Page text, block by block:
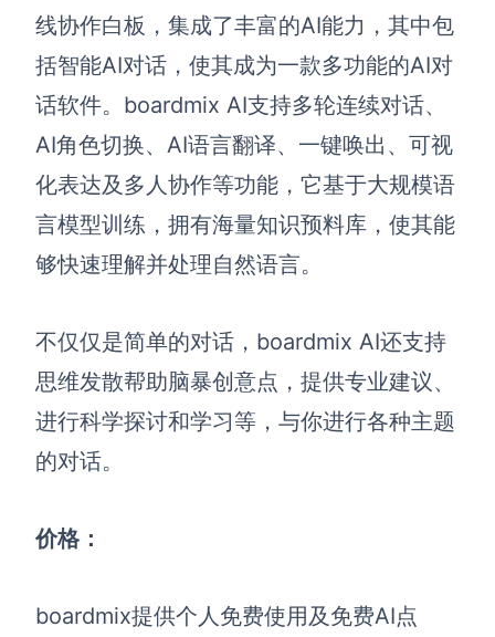
查看所有场景
AI创作
创意与绘图
AI生成用户旅程图
AI生成甘特图
战略与流程设计
AI生成5Why分析
线协作白板，集成了丰富的AI能力，其中包
括智能AI对话，使其成为一款多功能的AI对
话软件。boardmix AI支持多轮连续对话、
AI角色切换、AI语言翻译、一键唤出、可视
化表达及多人协作等功能，它基于大规模语
言模型训练，拥有海量知识预料库，使其能
够快速理解并处理自然语言。
不仅仅是简单的对话，boardmix AI还支持
思维发散帮助脑暴创意点，提供专业建议、
进行科学探讨和学习等，与你进行各种主题
的对话。
价格：
boardmix提供个人免费使用及免费AI点